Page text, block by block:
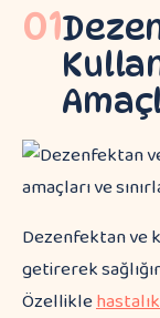
01
Dezenfektan ve
getirerek
Özellikle